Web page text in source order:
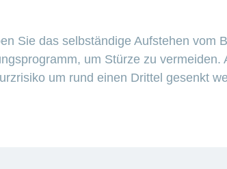
Sie das selbständige Aufstehen vom
um Stürze zu vermeiden.
um rund einen Drittel gesenkt